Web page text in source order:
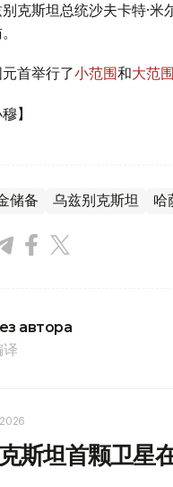
克斯坦总统沙夫卡特·
首举行了小范围和大范围
】
储备 乌兹别克斯坦 哈
автора
译
斯坦首颗卫星